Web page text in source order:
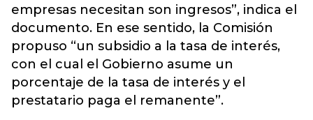
empresas necesitan son ingresos”, indica el
documento. En ese sentido, la Comisión
propuso “un subsidio a la tasa de interés,
con el cual el Gobierno asume un
porcentaje de la tasa de interés y el
prestatario paga el remanente”.